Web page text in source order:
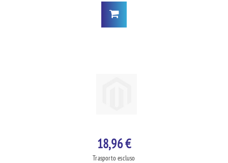
18,96 €
Trasporto escluso